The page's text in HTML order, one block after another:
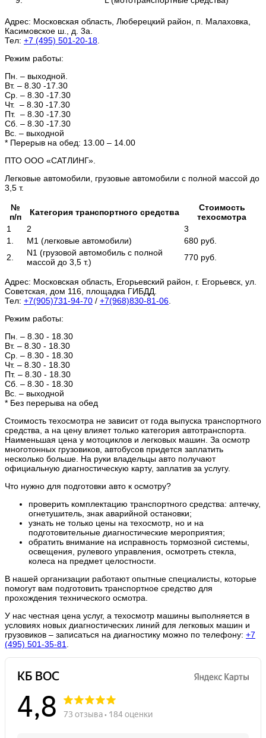
Адрес: Московская область, Люберецкий район, п. Малаховка,
Касимовское ш., д. 3а.
Тел: +7 (495) 501-20-18
Режим работы:
Пн. – выходной.
Вт. – 8.30 -17.30
Ср. – 8.30 -17.30
Чт. – 8.30 -17.30
Пт. – 8.30 -17.30
Сб. – 8.30 -17.30
Вс. – выходной
* Перерыв на обед: 13.00 – 14.00
ПТО ООО «САТЛИНГ».
Легковые автомобили, грузовые автомобили с полной массой до
3,5 т.
№
п/п
Категория транспортного средства
Стоимость
техосмотра
1
2
3
1.
М1 (легковые автомобили)
680 руб.
2.
N1 (грузовой автомобиль с полной
массой до 3,5 т.)
770 руб.
Адрес: Московская область, Егорьевский район, г. Егорьевск, ул.
Советская, дом 116, площадка ГИБДД.
Тел: +7(905)731-94-70 / +7(968)830-81-06
Режим работы:
Пн. – 8.30 - 18.30
Вт. – 8.30 - 18.30
Ср. – 8.30 - 18.30
Чт. – 8.30 - 18.30
Пт. – 8.30 - 18.30
Сб. – 8.30 - 18.30
Вс. – выходной
* Без перерыва на обед
Стоимость техосмотра не зависит от года выпуска транспортного
средства, а на цену влияет только категория автотранспорта.
Наименьшая цена у мотоциклов и легковых машин. За осмотр
многотонных грузовиков, автобусов придется заплатить
несколько больше. На руки владельцы авто получают
официальную диагностическую карту, заплатив за услугу.
Что нужно для подготовки авто к осмотру?
проверить комплектацию транспортного средства: аптечку,
огнетушитель, знак аварийной остановки;
узнать не только цены на техосмотр, но и на
подготовительные диагностические мероприятия;
обратить внимание на исправность тормозной системы,
освещения, рулевого управления, осмотреть стекла,
колеса на предмет целостности.
В нашей организации работают опытные специалисты, которые
помогут вам подготовить транспортное средство для
прохождения технического осмотра.
У нас честная цена услуг, а техосмотр машины выполняется в
условиях новых диагностических линий для легковых машин и
грузовиков – записаться на диагностику можно по телефону: +7
(495) 501-35-81